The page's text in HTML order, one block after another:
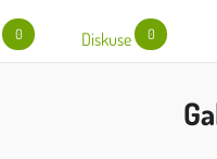
0 Diskuse 0